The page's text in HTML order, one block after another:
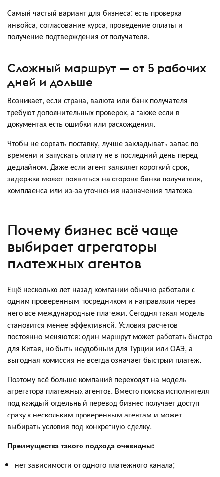
Самый частый вариант для бизнеса: есть проверка
инвойса, согласование курса, проведение оплаты и
получение подтверждения от получателя.
Сложный маршрут — от 5 рабочих
дней и дольше
Возникает, если страна, валюта или банк получателя
требуют дополнительных проверок, а также если в
документах есть ошибки или расхождения.
Чтобы не сорвать поставку, лучше закладывать запас по
времени и запускать оплату не в последний день перед
дедлайном. Даже если агент заявляет короткий срок,
задержка может появиться на стороне банка получателя,
комплаенса или из-за уточнения назначения платежа.
Почему бизнес всё чаще
выбирает агрегаторы
платежных агентов
Ещё несколько лет назад компании обычно работали с
одним проверенным посредником и направляли через
него все международные платежи. Сегодня такая модель
становится менее эффективной. Условия расчетов
постоянно меняются: один маршрут может работать быстро
для Китая, но быть неудобным для Турции или ОАЭ, а
выгодная комиссия не всегда означает быстрый платеж.
Поэтому всё больше компаний переходят на модель
агрегатора платежных агентов. Вместо поиска исполнителя
под каждый отдельный перевод бизнес получает доступ
сразу к нескольким проверенным агентам и может
выбирать условия под конкретную сделку.
Преимущества такого подхода очевидны:
нет зависимости от одного платежного канала;